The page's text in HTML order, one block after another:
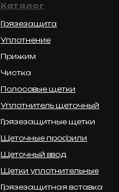
Каталог
Грязезащита
Уплотнение
Прижим
Чистка
Полосовые щетки
Уплотнитель щеточный
Грязезащитные щетки
Щеточные профили
Щеточный ввод
Щетки уплотнительные
Грязезащитная вставка